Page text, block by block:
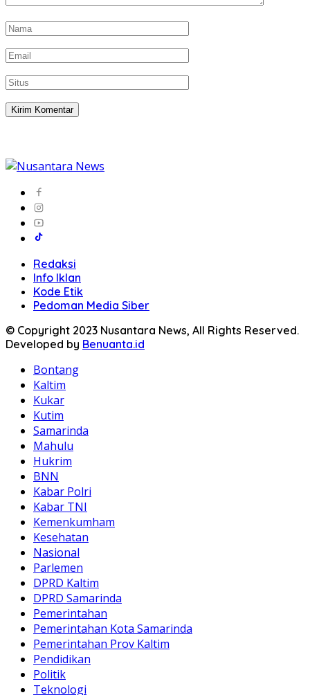
Redaksi
Info Iklan
Kode Etik
Pedoman Media Siber
© Copyright 2023 Nusantara News, All Rights Reserved.
Developed by Benuanta.id
Bontang
Kaltim
Kukar
Kutim
Samarinda
Mahulu
Hukrim
BNN
Kabar Polri
Kabar TNI
Kemenkumham
Kesehatan
Nasional
Parlemen
DPRD Kaltim
DPRD Samarinda
Pemerintahan
Pemerintahan Kota Samarinda
Pemerintahan Prov Kaltim
Pendidikan
Politik
Teknologi